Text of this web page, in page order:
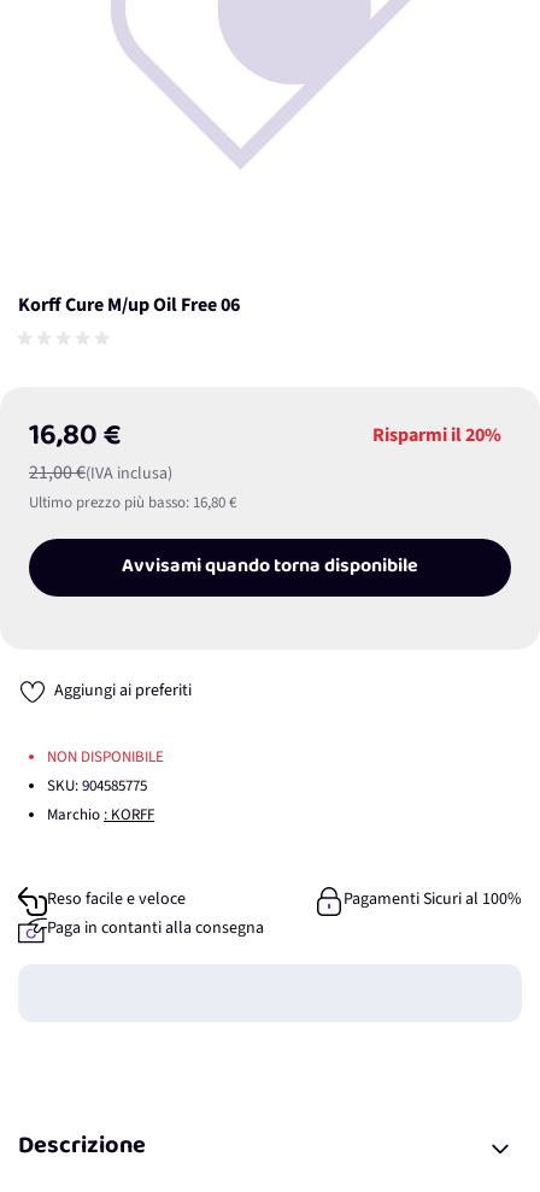
Korff Cure M/up Oil Free 06
16,80 €
21,00 €(IVA inclusa)
Risparmi il20%
Ultimo prezzo più basso: 16,80 €
Avvisami quando torna disponibile
Aggiungi ai preferiti
NON DISPONIBILE
SKU:904585775
Marchio : KORFF
Reso facile e veloce
Pagamenti Sicuri al 100%
Paga in contanti alla consegna
Descrizione